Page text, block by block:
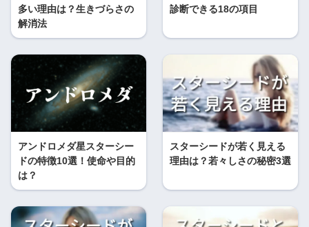
多い理由は？生きづらさの
解消法
診断できる18の項目
アンドロメダ星スターシー
ドの特徴10選！使命や目的
は？
スターシードが若く見える
理由は？若々しさの秘密3選